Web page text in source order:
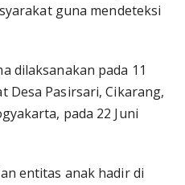
guna mendeteksi
dilaksanakan pada 11
Desa Pasirsari, Cikarang,
pada 22 Juni
entitas anak hadir di